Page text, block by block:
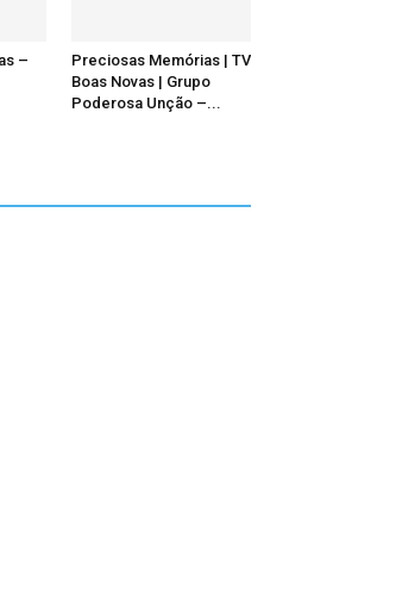
–
Preciosas Memórias | TV
Boas Novas | Grupo
Poderosa Unção –...